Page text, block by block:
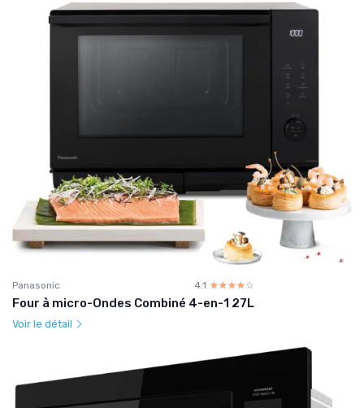
Panasonic 4.1 ☆☆☆☆☆
★★★★★
Four à micro-Ondes Combiné 4-en-1 27L
Voir le détail